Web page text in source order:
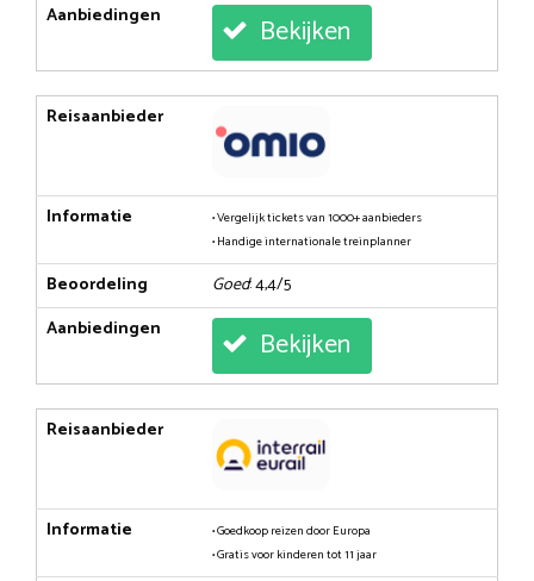
Aanbiedingen
Bekijken
Reisaanbieder
Informatie
• Vergelijk tickets van 1000+ aanbieders
• Handige internationale treinplanner
Beoordeling Goed: 4,4/5
Aanbiedingen
Bekijken
Reisaanbieder
Informatie
• Goedkoop reizen door Europa
• Gratis voor kinderen tot 11 jaar